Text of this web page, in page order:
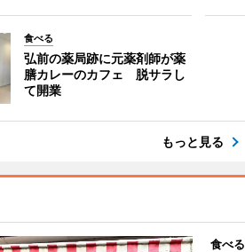
食べる
弘前の薬局跡に元薬剤師が薬
膳カレーのカフェ 脱サラし
て開業
もっと見る
食べる